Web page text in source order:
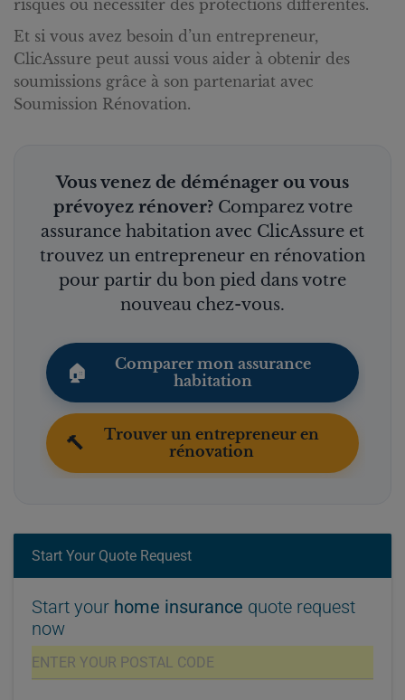
risques ou nécessiter des protections différentes.
Et si vous avez besoin d’un entrepreneur,
ClicAssure peut aussi vous aider à obtenir des
soumissions grâce à son partenariat avec
Soumission Rénovation.
Vous venez de déménager ou vous
prévoyez rénover?Comparez votre
assurance habitation avec ClicAssure et
trouvez un entrepreneur en rénovation
pour partir du bon pied dans votre
nouveau chez-vous.
🏠
Comparer mon assurance
habitation
🔨
Trouver un entrepreneur en
rénovation
Start Your Quote Request
Start your home insurance quote request
now